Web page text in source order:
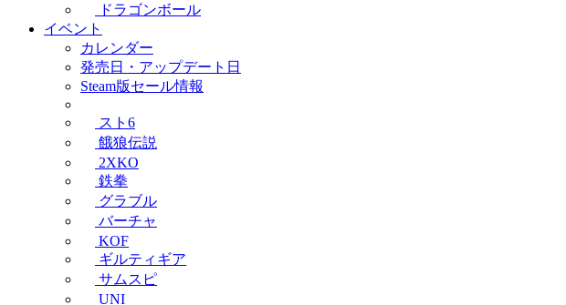
ドラゴンボール
イベント
カレンダー
発売日・アップデート日
Steam版セール情報
スト6
餓狼伝説
2XKO
鉄拳
グラブル
バーチャ
KOF
ギルティギア
サムスピ
UNI